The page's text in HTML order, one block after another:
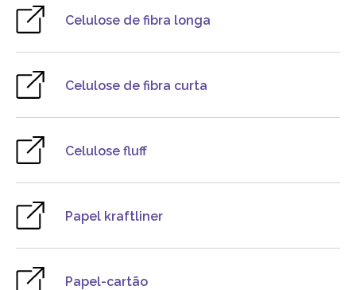
Celulose de fibra longa
Celulose de fibra curta
Celulose fluff
Papel kraftliner
Papel-cartão